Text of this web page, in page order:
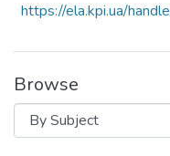
https://ela.kpi.ua/
Browse